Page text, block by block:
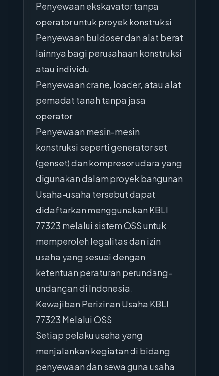
Penyewaan ekskavator tanpa
operator untuk proyek konstruksi
Penyewaan buldoser dan alat berat
lainnya bagi perusahaan konstruksi
atau individu
Penyewaan crane, loader, atau alat
pemadat tanah tanpa jasa
operator
Penyewaan mesin-mesin
konstruksi seperti generator set
(genset) dan kompresor udara yang
digunakan dalam proyek bangunan
Usaha-usaha tersebut dapat
didaftarkan menggunakan KBLI
77323 melalui sistem OSS untuk
memperoleh legalitas dan izin
usaha yang sesuai dengan
ketentuan peraturan perundang-
undangan di Indonesia.
Kewajiban Perizinan Usaha KBLI
77323 Melalui OSS
Setiap pelaku usaha yang
menjalankan kegiatan di bidang
penyewaan dan sewa guna usaha